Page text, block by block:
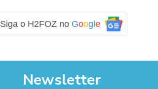
Siga o H2FOZ no Google
Newsletter